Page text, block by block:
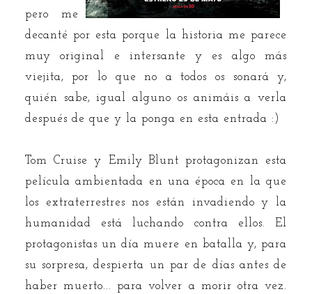
pero me
decanté por esta porque la historia me parece
muy original e intersante y es algo más
viejita, por lo que no a todos os sonará y,
quién sabe, igual alguno os animáis a verla
después de que y la ponga en esta entrada :)
Tom Cruise y Emily Blunt protagonizan esta
película ambientada en una época en la que
los extraterrestres nos están invadiendo y la
humanidad está luchando contra ellos. El
protagonistas un día muere en batalla y, para
su sorpresa, despierta un par de días antes de
haber muerto... para volver a morir otra vez.